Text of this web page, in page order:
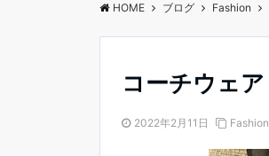
HOME ブログ Fashion
コーチウェア
2022年2月11日 Fashion